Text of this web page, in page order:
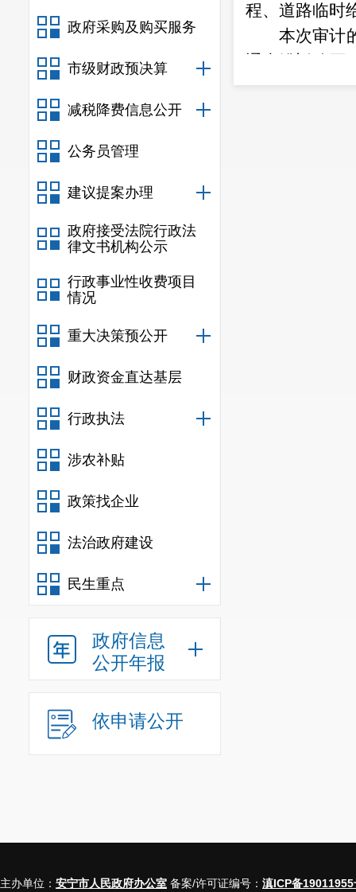
政府采购及购买服务
市级财政预决算
减税降费信息公开
公务员管理
建议提案办理
政府接受法院行政法
律文书机构公示
行政事业性收费项目
情况
重大决策预公开
财政资金直达基层
行政执法
涉农补贴
政策找企业
法治政府建设
民生重点
政府信息
公开年报
依申请公开
程、道路临时
本次审计
二标。结算报
主办单位： 安宁市人民政府办公室 备案/许可证编号： 滇ICP备